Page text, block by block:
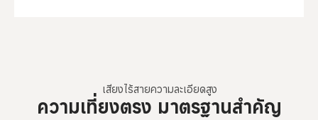
เสียงไร้สายความละเอียดสูง
ความเที่ยงตรง มาตรฐานสำคัญ